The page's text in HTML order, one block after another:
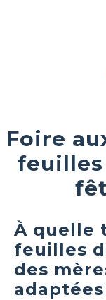
Foire
À quelle
feuilles
des
adaptées